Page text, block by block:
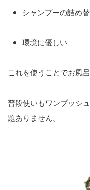
シャンプーの詰め
環境に優しい
これを使うことでお風
普段使いもワンプッシ
題ありません。